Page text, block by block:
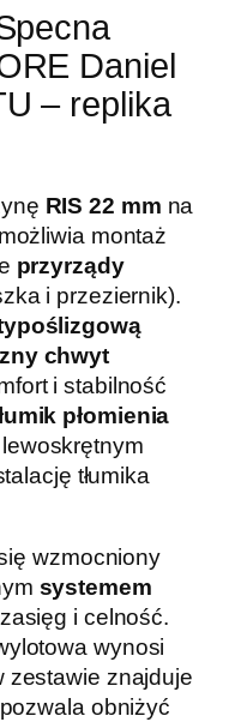
Daniel
– replika
RIS 22 mm na
montaż
przyrządy
i przeziernik).
chwyt
i stabilność
płomienia
tłumika
wzmocniony
systemem
i celność.
wynosi
zestawie znajduje
obniżyć